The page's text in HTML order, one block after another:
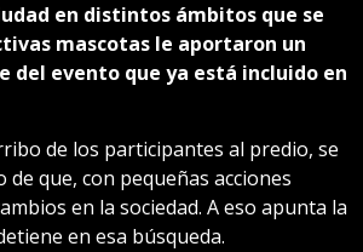
en distintos ámbitos que se
mascotas le aportaron un
evento que ya está incluido en
de los participantes al predio, se
que, con pequeñas acciones
en la sociedad. A eso apunta la
en esa búsqueda.